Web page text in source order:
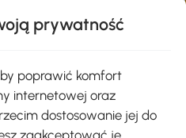
Play
prywatność
poprawić komfort
internetowej oraz
dostosowanie jej do